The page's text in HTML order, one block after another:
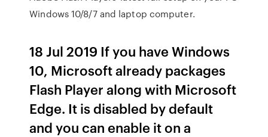
Windows 10/8/7 and laptop computer.
18 Jul 2019 If you have Windows
10, Microsoft already packages
Flash Player along with Microsoft
Edge. It is disabled by default
and you can enable it on a